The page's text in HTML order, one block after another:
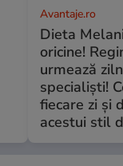
Avantaje.ro
Dieta
oricine!
urmează
specialiști!
fiecare zi și
acestui stil